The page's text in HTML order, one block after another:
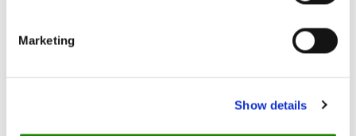
Marketing
Show details
Meny för takeaway på mors dag
fågelkvitter, vinglas redo att fyllas med bubblor och